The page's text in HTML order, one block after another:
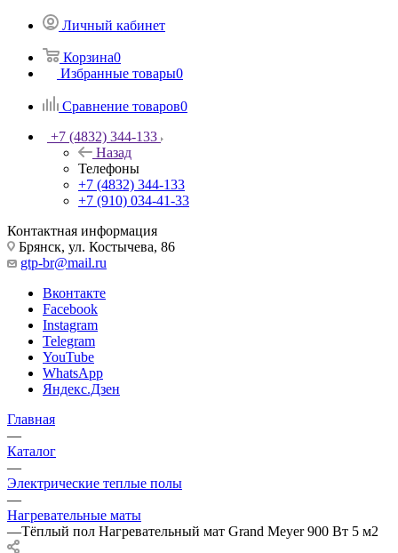
Личный кабинет
Корзина0
Избранные товары0
Сравнение товаров0
+7 (4832) 344-133
Назад
Телефоны
+7 (4832) 344-133
+7 (910) 034-41-33
Контактная информация
Брянск, ул. Костычева, 86
gtp-br@mail.ru
Вконтакте
Facebook
Instagram
Telegram
YouTube
WhatsApp
Яндекс.Дзен
Главная
—
Каталог
—
Электрические теплые полы
—
Нагревательные маты
—Тёплый пол Нагревательный мат Grand Meyer 900 Вт 5 м2